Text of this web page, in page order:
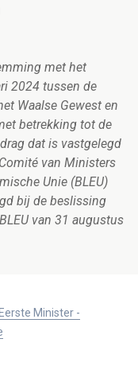
met het
2024 tussen de
Waalse Gewest en
betrekking tot de
dat is vastgelegd
van Ministers
Unie (BLEU)
bij de beslissing
van 31 augustus
Minister -